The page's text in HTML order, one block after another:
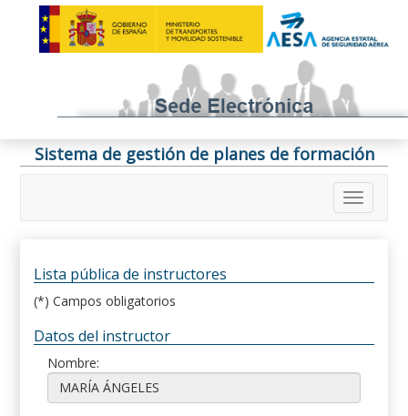
Sistema de gestión de planes de formación
Lista pública de instructores
(*) Campos obligatorios
Datos del instructor
Nombre: